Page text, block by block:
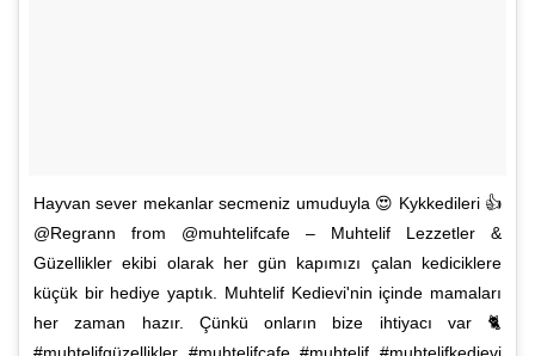
Hayvan sever mekanlar secmeniz umuduyla 😍 Kykkedileri 👍
@Regrann from @muhtelifcafe – Muhtelif Lezzetler &
Güzellikler ekibi olarak her gün kapımızı çalan kediciklere
küçük bir hediye yaptık. Muhtelif Kedievi'nin içinde mamaları
her zaman hazır. Çünkü onların bize ihtiyacı var 🐈